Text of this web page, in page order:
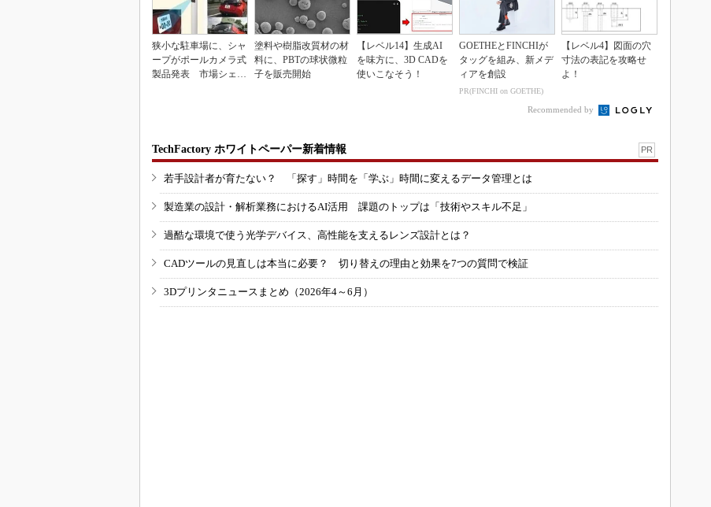
狭小な駐車場に、シャ
ープがポールカメラ式
製品発表 市場シェア
塗料や樹脂改質材の材
料に、PBTの球状微粒
子を販売開始
【レベル14】生成AI
を味方に、3D CADを
使いこなそう！
GOETHEとFINCHIが
タッグを組み、新メデ
ィアを創設
PR(FINCHI on GOETHE)
【レベル4】図面の穴
寸法の表記を攻略せ
よ！
Recommended by
TechFactory ホワイトペーパー新着情報 PR
若手設計者が育たない？ 「探す」時間を「学ぶ」時間に変えるデータ管理とは
製造業の設計・解析業務におけるAI活用 課題のトップは「技術やスキル不足」
過酷な環境で使う光学デバイス、高性能を支えるレンズ設計とは？
CADツールの見直しは本当に必要？ 切り替えの理由と効果を7つの質問で検証
3Dプリンタニュースまとめ（2026年4～6月）